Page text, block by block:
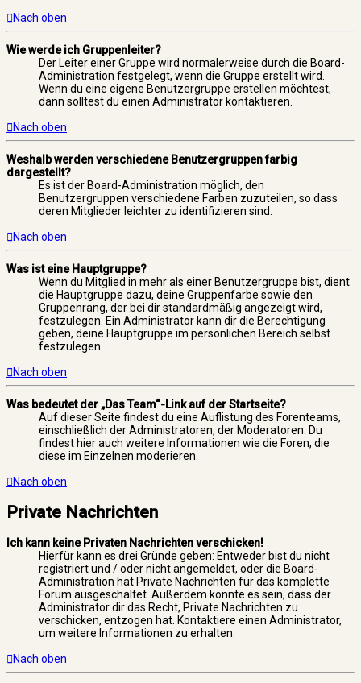
Nach oben
Wie werde ich Gruppenleiter?
Der Leiter einer Gruppe wird normalerweise durch die Board-
Administration festgelegt, wenn die Gruppe erstellt wird.
Wenn du eine eigene Benutzergruppe erstellen möchtest,
dann solltest du einen Administrator kontaktieren.
Nach oben
Weshalb werden verschiedene Benutzergruppen farbig
dargestellt?
Es ist der Board-Administration möglich, den
Benutzergruppen verschiedene Farben zuzuteilen, so dass
deren Mitglieder leichter zu identifizieren sind.
Nach oben
Was ist eine Hauptgruppe?
Wenn du Mitglied in mehr als einer Benutzergruppe bist, dient
die Hauptgruppe dazu, deine Gruppenfarbe sowie den
Gruppenrang, der bei dir standardmäßig angezeigt wird,
festzulegen. Ein Administrator kann dir die Berechtigung
geben, deine Hauptgruppe im persönlichen Bereich selbst
festzulegen.
Nach oben
Was bedeutet der „Das Team“-Link auf der Startseite?
Auf dieser Seite findest du eine Auflistung des Forenteams,
einschließlich der Administratoren, der Moderatoren. Du
findest hier auch weitere Informationen wie die Foren, die
diese im Einzelnen moderieren.
Nach oben
Private Nachrichten
Ich kann keine Privaten Nachrichten verschicken!
Hierfür kann es drei Gründe geben: Entweder bist du nicht
registriert und / oder nicht angemeldet, oder die Board-
Administration hat Private Nachrichten für das komplette
Forum ausgeschaltet. Außerdem könnte es sein, dass der
Administrator dir das Recht, Private Nachrichten zu
verschicken, entzogen hat. Kontaktiere einen Administrator,
um weitere Informationen zu erhalten.
Nach oben